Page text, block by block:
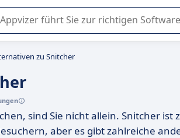
bei der Nutzung oder Auswahl von SaaS-
zu Snitcher
sind Sie nicht allein. Snitcher ist
aber es gibt zahlreiche